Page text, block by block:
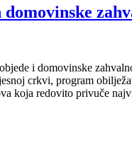
i domovinske
crkvi, program
koja redovito privuče